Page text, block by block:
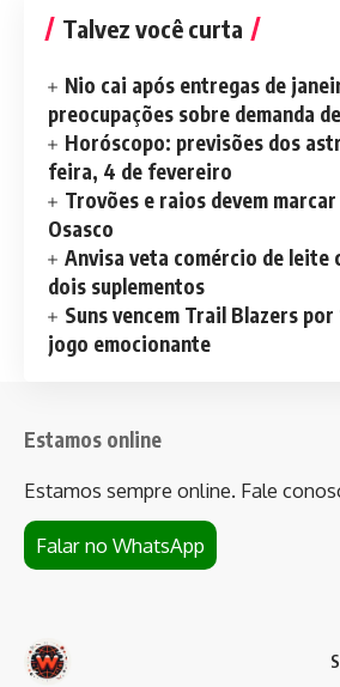
Talvez você curta
Nio cai após entregas de
preocupações sobre demanda
Horóscopo: previsões dos
feira, 4 de fevereiro
Trovões e raios devem
Osasco
Anvisa veta comércio de leite
dois suplementos
Suns vencem Trail Blazers por
jogo emocionante
Estamos online
Estamos sempre online. Fale
Falar no WhatsApp